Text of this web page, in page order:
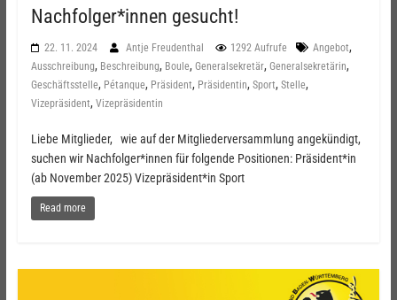
Nachfolger*innen gesucht!
22. 11. 2024 Antje Freudenthal 1292 Aufrufe Angebot,
Ausschreibung, Beschreibung, Boule, Generalsekretär, Generalsekretärin,
Geschäftsstelle, Pétanque, Präsident, Präsidentin, Sport, Stelle,
Vizepräsident, Vizepräsidentin
Liebe Mitglieder, wie auf der Mitgliederversammlung angekündigt,
suchen wir Nachfolger*innen für folgende Positionen: Präsident*in
(ab November 2025) Vizepräsident*in Sport
Read more